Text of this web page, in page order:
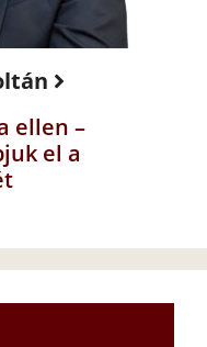
ellen –
el a